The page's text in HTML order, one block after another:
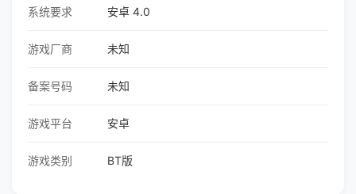
系统要求 安卓 4.0
游戏厂商 未知
备案号码 未知
游戏平台 安卓
游戏类别 BT版